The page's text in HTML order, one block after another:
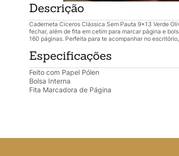
Descrição
Caderneta Ciceros Clássica Sem Pauta 9x13 Verde
fechar, além de fita em cetim para marcar página e
160 páginas. Perfeita para te acompanhar no
Especificações
Feito com Papel Pólen
Bolsa Interna
Fita Marcadora de Página